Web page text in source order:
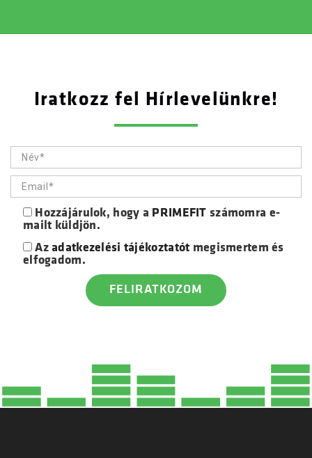
Iratkozz fel Hírlevelünkre!
Hozzájárulok, hogy a PRIMEFIT számomra e-
mailt küldjön.
Az adatkezelési tájékoztatót megismertem és
elfogadom.